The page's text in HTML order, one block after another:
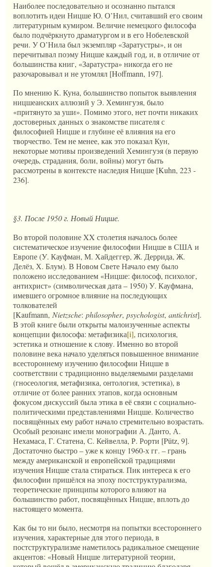
Наиболее последовательно и осознанно пытался
воплотить идеи Ницше Ю. О’Нил, считавший его своим
литературным кумиром. Величие немецкого философа
было подчёркнуто драматургом и в его Нобелевской
речи. У О’Нила был экземпляр «Заратустры», и он
перечитывал поэму Ницше каждый год, и, в отличие от
большинства книг, «Заратустра» никогда его не
разочаровывал и не утомлял [Hoffmann, 197].
По мнению К. Куна, большинство попыток выявления
ницшеанских аллюзий у Э. Хемингуэя, было
«притянуто за уши». Помимо этого, нет почти никаких
достоверных данных о знакомстве писателя с
философией Ницше и глубине её влияния на его
творчество. Тем не менее, как это показал Кун,
некоторые мотивы произведений Хемингуэя (в первую
очередь, страдания, боли, войны) могут быть
рассмотрены в контексте наследия Ницше [Kuhn, 223 -
236].
§3. После 1950 г. Новый Ницше.
Во второй половине XX столетия началось более
систематическое изучение философии Ницше в США и
Европе (У. Кауфман, М. Хайдеггер, Ж. Деррида, Ж.
Делёз, Х. Блум). В Новом Свете Начало ему было
положено исследованием «Ницше: философ, психолог,
антихрист» (символическая дата – 1950) У. Кауфмана,
имевшего огромное влияние на последующих
толкователей
[Kaufmann, Nietzsche: philosopher, psychologist, antichrist].
В этой книге были открыты малоизученные аспекты
концепции философа: метафизика[i], психология,
эстетика и отношение к слову. Именно во второй
половине века начало уделяться повышенное внимание
всестороннему изучению философии Ницше в
соответствии с традиционно выделяемыми разделами
(гносеология, метафизика, онтология, эстетика), в
отличие от более ранних этапов, когда основным
фокусом дискуссий была этика в её связи с социально-
политическими представлениями Ницше. Количество
посвящённых ему работ начало стремительно возрастать.
Особый резонанс имели монографии А. Данто, А.
Нехамаса, Г. Статена, С. Кейвелла, Р. Рорти [Pütz, 9].
Достаточно быстро – уже к концу 1960-х гг. – грань
между американской и европейской традициями
изучения Ницше стала стираться. Пик интереса к его
философии пришёлся на эпоху постструктурализма,
теоретические принципы которого влияют на
большинство работ, посвящённых Ницше, вплоть до
настоящего момента.
Как бы то ни было, несмотря на попытки всестороннего
изучения, характерные для этого периода, в
постструктурализме наметилось радикальное смещение
акцентов: «Новый Ницше литературной теории,